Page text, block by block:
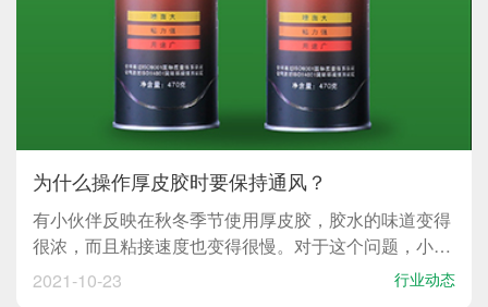
为什么操作厚皮胶时要保持通风？
有小伙伴反映在秋冬季节使用厚皮胶，胶水的味道变得
很浓，而且粘接速度也变得很慢。对于这个问题，小编
认为保持环境通风就能解决。那为什么在使用厚皮胶时
2021-10-23 行业动态